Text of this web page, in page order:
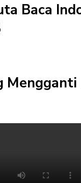
Baca
Mengganti